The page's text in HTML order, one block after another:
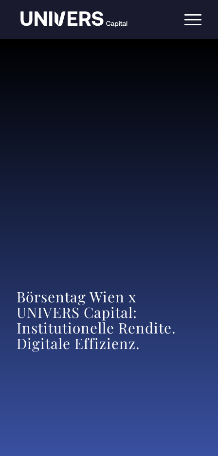
Börsentag Wien x
UNIVERS Capital:
Institutionelle Rendite.
Digitale Effizienz.